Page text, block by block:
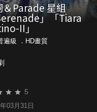
Parade 星組
」「Tiara
II」
遍級 ．HD畫質
5
03月31日